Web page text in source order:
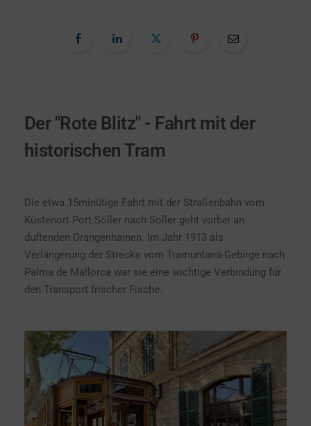
Der "Rote Blitz" - Fahrt mit der
historischen Tram
Die etwa 15minütige Fahrt mit der Straßenbahn vom
Küstenort Port Sóller nach Soller geht vorbei an
duftenden Orangenhainen. Im Jahr 1913 als
Verlängerung der Strecke vom Tramuntana-Gebirge nach
Palma de Mallorca war sie eine wichtige Verbindung für
den Transport frischer Fische.